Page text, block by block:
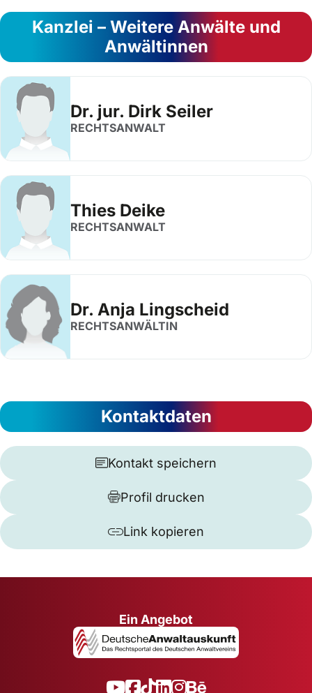
Kanzlei – Weitere Anwälte und
Anwältinnen
Dr. jur. Dirk Seiler
RECHTSANWALT
Thies Deike
RECHTSANWALT
Dr. Anja Lingscheid
RECHTSANWÄLTIN
Kontaktdaten
Kontakt speichern
Profil drucken
Link kopieren
Ein Angebot